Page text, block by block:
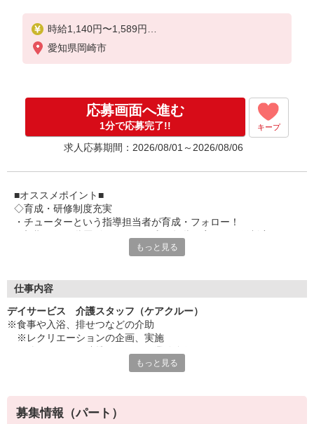
時給1,140円〜1,589円
★土日祝日は時給100円アップ！
愛知県岡崎市
応募画面へ進む
1分で応募完了!! キープ
求人応募期間：2026/08/01～2026/08/06
■オススメポイント■
◇育成・研修制度充実
・チューターという指導担当者が育成・フォロー！
・キャリアアップ支援制度を活用して働きながら資格取得が可能
・ツクイ独自の福祉厚生制度でプライベートも充実
・子育て支援の福利厚生制度あり！子育てと仕事の両立を応援◎
・スタッフ何でも相談窓口やライフキャリア相談など、各相談窓
口あり
◇頑張った分、スタッフに還元！
・パートは特別手当の支給あり
もっと見る
仕事内容
デイサービス 介護スタッフ（ケアクルー）
※食事や入浴、排せつなどの介助
※レクリエーションの企画、実施
★＼サービス・職種の魅力／
「今私たちに求められていることは何だろう」「どんな工夫をした
もっと見る
募集情報（パート）